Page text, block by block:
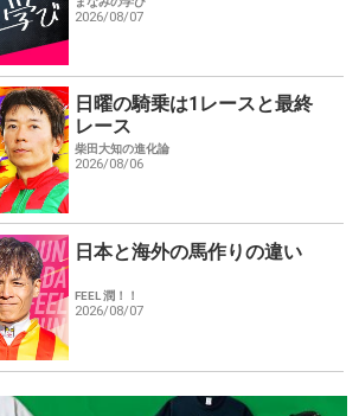
2026/08/07
日曜の騎乗は1レースと最終
レース
柴田大知の進化論
2026/08/06
日本と海外の馬作りの違い
FEEL 潤！！
2026/08/07